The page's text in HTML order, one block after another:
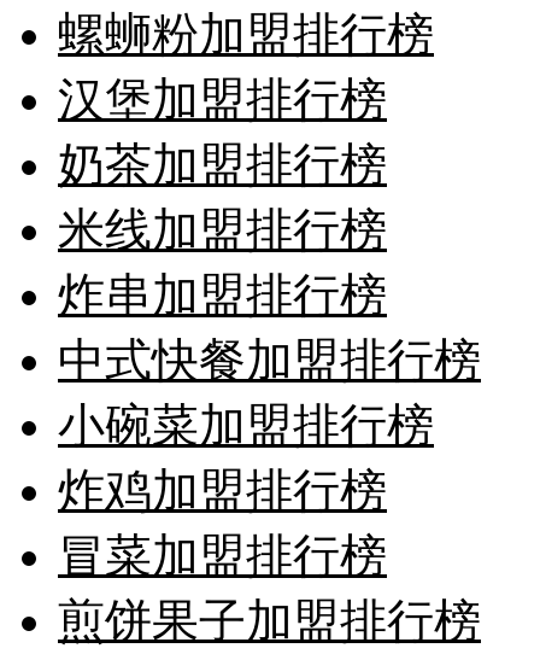
螺蛳粉加盟排行榜
汉堡加盟排行榜
奶茶加盟排行榜
米线加盟排行榜
炸串加盟排行榜
中式快餐加盟排行榜
小碗菜加盟排行榜
炸鸡加盟排行榜
冒菜加盟排行榜
煎饼果子加盟排行榜